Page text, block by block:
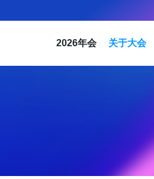
2026年会 关于大会